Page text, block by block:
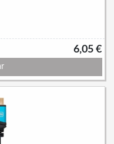
6,05 €